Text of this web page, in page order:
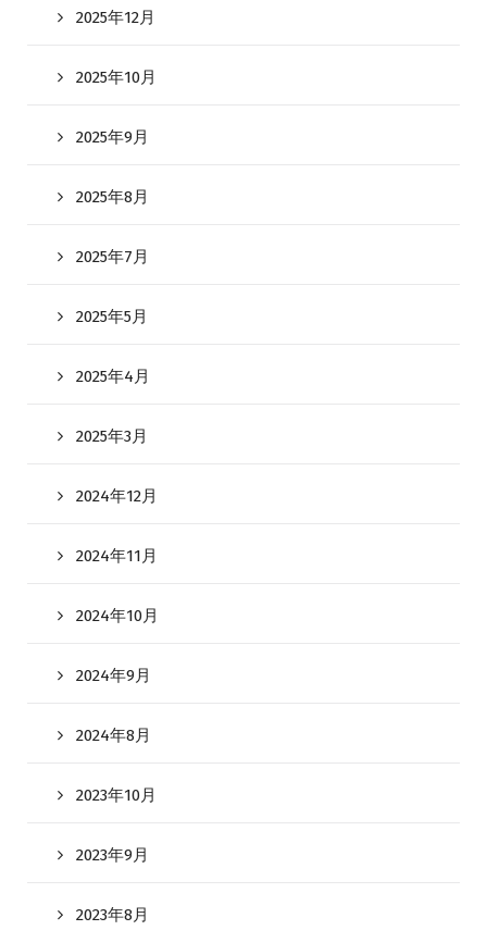
2025年12月
2025年10月
2025年9月
2025年8月
2025年7月
2025年5月
2025年4月
2025年3月
2024年12月
2024年11月
2024年10月
2024年9月
2024年8月
2023年10月
2023年9月
2023年8月